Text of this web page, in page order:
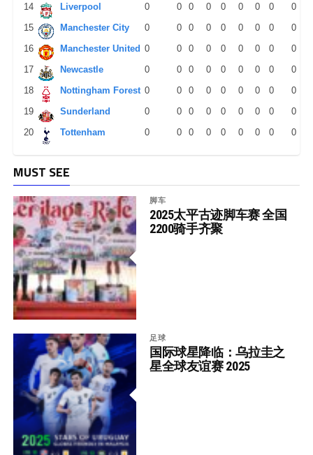
14
Liverpool 0 0 0 0 0 0 0 0
0
15
Manchester City 0 0 0 0 0 0 0 0
0
16
Manchester United 0 0 0 0 0 0 0 0
0
17
Newcastle 0 0 0 0 0 0 0 0
0
18
Nottingham Forest 0 0 0 0 0 0 0 0
0
19
Sunderland 0 0 0 0 0 0 0 0
0
20
Tottenham 0 0 0 0 0 0 0 0 0
MUST SEE
脚车
2025太平古迹脚车赛 全国
2200骑手齐聚
足球
国际球星降临：乌拉圭之
星全球友谊赛 2025